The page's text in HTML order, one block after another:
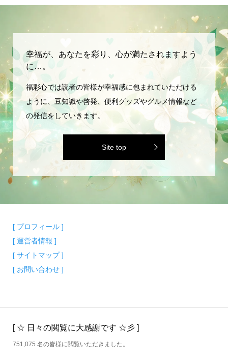
幸福が、あなたを彩り、心が満たされますよう
に…。
福彩心では読者の皆様が幸福感に包まれていただける
ように、豆知識や啓発、便利グッズやグルメ情報など
の発信をしていきます。
Site top
[ プロフィール ]
[ 運営者情報 ]
[ サイトマップ ]
[ お問い合わせ ]
[ ☆ 日々の閲覧に大感謝です ☆彡 ]
751,075 名の皆様に閲覧いただきました。